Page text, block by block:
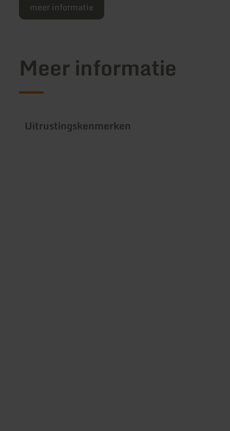
meer informatie
Meer informatie
Uitrustingskenmerken